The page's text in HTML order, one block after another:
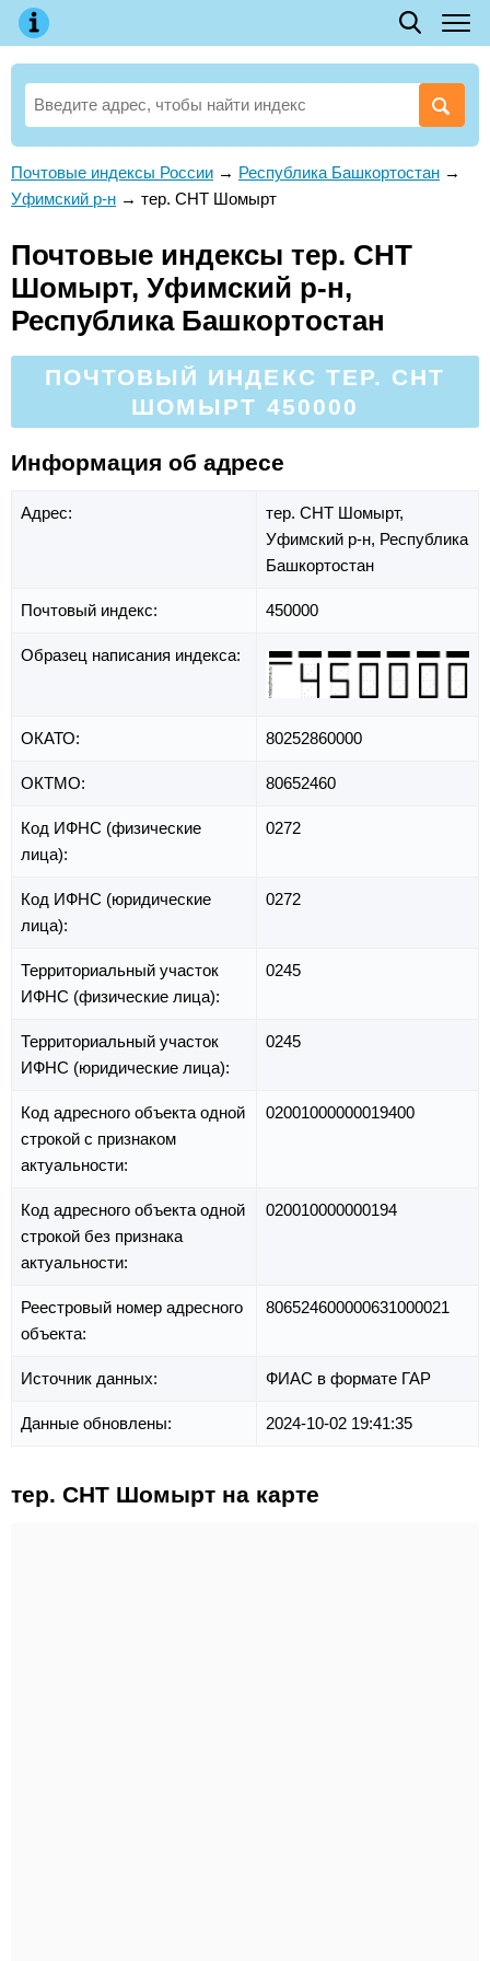
Почтовые индексы России → Республика Башкортостан →
Уфимский р-н → тер. СНТ Шомырт
Почтовые индексы тер. СНТ
Шомырт, Уфимский р-н,
Республика Башкортостан
ПОЧТОВЫЙ ИНДЕКС ТЕР. СНТ
ШОМЫРТ 450000
Информация об адресе
Адрес:
тер. СНТ Шомырт,
Уфимский р-н, Республика
Башкортостан
Почтовый индекс: 450000
Образец написания индекса:
ОКАТО: 80252860000
ОКТМО: 80652460
Код ИФНС (физические
лица):
0272
Код ИФНС (юридические
лица):
0272
Территориальный участок
ИФНС (физические лица):
0245
Территориальный участок
ИФНС (юридические лица):
0245
Код адресного объекта одной
строкой с признаком
актуальности:
02001000000019400
Код адресного объекта одной
строкой без признака
актуальности:
020010000000194
Реестровый номер адресного
объекта:
806524600000631000021
Источник данных: ФИАС в формате ГАР
Данные обновлены: 2024-10-02 19:41:35
тер. СНТ Шомырт на карте